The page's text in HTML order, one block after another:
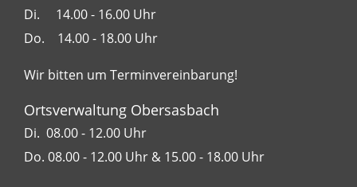
Di. 14.00 - 16.00 Uhr
Do. 14.00 - 18.00 Uhr
Wir bitten um Terminvereinbarung!
Ortsverwaltung Obersasbach
Di. 08.00 - 12.00 Uhr
Do. 08.00 - 12.00 Uhr & 15.00 - 18.00 Uhr